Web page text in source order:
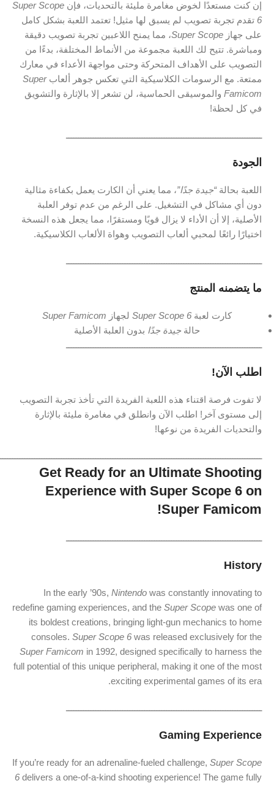
إن كنت مستعدًا لخوض مغامرة مليئة بالتحديات، فإن Super Scope
6 تقدم تجربة تصويب لم يسبق لها مثيل! تعتمد اللعبة بشكل كامل
على جهاز Super Scope، مما يمنح اللاعبين تجربة تصويب دقيقة
ومباشرة. تتيح لك اللعبة مجموعة من الأنماط المختلفة، بدءًا من
التصويب على الأهداف المتحركة وحتى مواجهة الأعداء في معارك
ممتعة. مع الرسومات الكلاسيكية التي تعكس جوهر ألعابSuper
Famicom والموسيقى الحماسية، لن تشعر إلا بالإثارة والتشويق
في كل لحظة!
ــــــــــــــــــــــــــــــــــــــــــــــــــــــــــــــــــــــــــــــــ
الجودة
اللعبة بحالة“جيدة جدًا”، مما يعني أن الكارت يعمل بكفاءة مثالية
دون أي مشاكل في التشغيل. على الرغم من عدم توفر العلبة
الأصلية، إلا أن الأداء لا يزال قويًا ومستقرًا، مما يجعل هذه النسخة
اختيارًا رائعًا لمحبي ألعاب التصويب وهواة الألعاب الكلاسيكية.
ــــــــــــــــــــــــــــــــــــــــــــــــــــــــــــــــــــــــــــــــ
ما يتضمنه المنتج
كارت لعبة Super Scope 6 لجهاز Super Famicom
حالةجيدة جدًا بدون العلبة الأصلية
ــــــــــــــــــــــــــــــــــــــــــــــــــــــــــــــــــــــــــــــــ
اطلب الآن!
لا تفوت فرصة اقتناء هذه اللعبة الفريدة التي تأخذ تجربة التصويب
إلى مستوى آخر! اطلب الآن وانطلق في مغامرة مليئة بالإثارة
والتحديات الفريدة من نوعها!
Get Ready for an Ultimate Shooting
Experience with Super Scope 6 on
Super Famicom!
ــــــــــــــــــــــــــــــــــــــــــــــــــــــــــــــــــــــــــــــــ
History
In the early ’90s, Nintendo was constantly innovating to
redefine gaming experiences, and the Super Scope was one of
its boldest creations, bringing light-gun mechanics to home
consoles. Super Scope 6 was released exclusively for the
Super Famicom in 1992, designed specifically to harness the
full potential of this unique peripheral, making it one of the most
exciting experimental games of its era.
ــــــــــــــــــــــــــــــــــــــــــــــــــــــــــــــــــــــــــــــــ
Gaming Experience
If you’re ready for an adrenaline-fueled challenge, Super Scope
6 delivers a one-of-a-kind shooting experience! The game fully